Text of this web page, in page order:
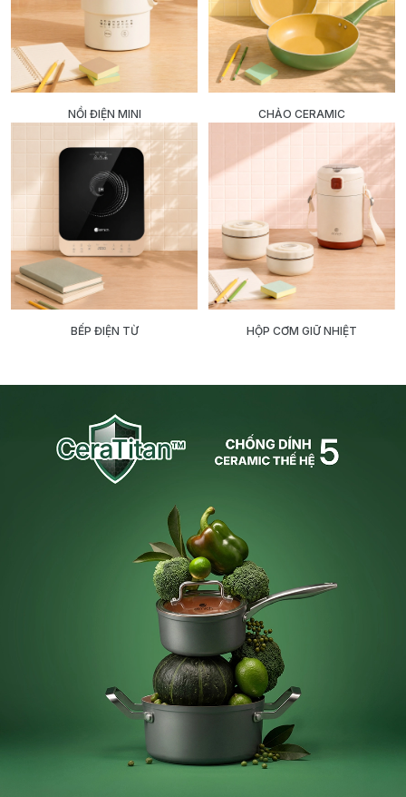
NỒI ĐIỆN MINI CHẢO CERAMIC
BẾP ĐIỆN TỪ HỘP CƠM GIỮ NHIỆT